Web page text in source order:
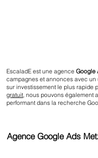
EscaladE est une agenceGoogle
campagnes et annonces avec
sur investissement le plus rapide
gratuit, nous pouvons également
performant dans la recherche
Agence Google Ads